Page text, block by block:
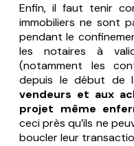
Enfin, il faut tenir
immobiliers ne sont
pendant le
les notaires à
(notamment les
depuis le début de
vendeurs et aux
projet même
ceci près qu’ils ne
boucler leur